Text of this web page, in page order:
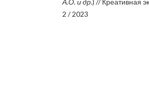
2 / 2023